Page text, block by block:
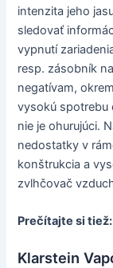
intenzita jeho
sledovať
vypnutí
resp. zásobník
negatívam,
vysokú spotrebu
nie je ohurujúci.
nedostatky v
konštrukcia a
zvlhčovač
Prečítajte si tiež:
Klarstein